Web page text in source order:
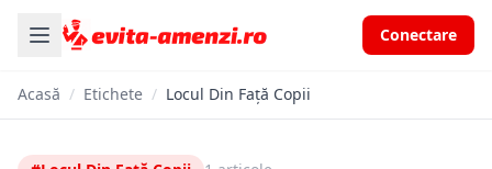
Conectare
Acasă / Etichete / Locul Din Față Copii